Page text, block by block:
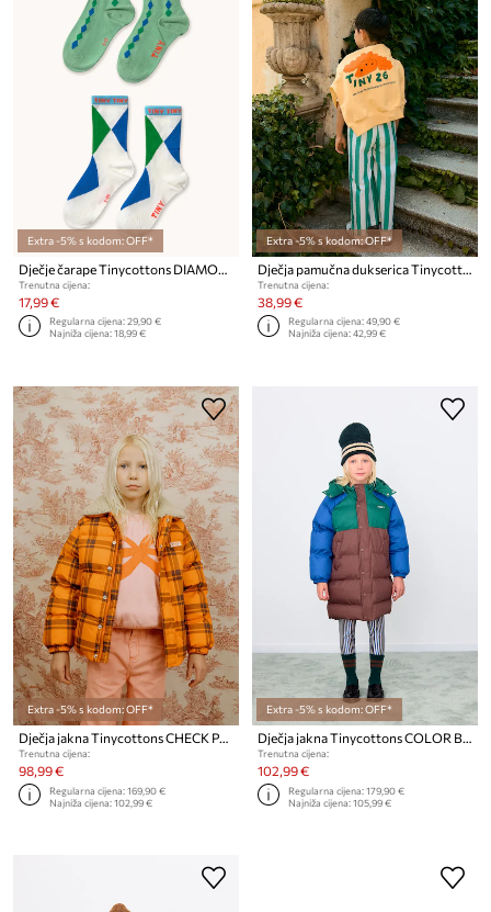
Extra -5% s kodom: OFF*
Trenutna cijena:
17,99 €
Regularna cijena:29,90 €
Najniža cijena:18,99 €
Extra -5% s kodom: OFF*
Trenutna cijena:
38,99 €
Regularna cijena:49,90 €
Najniža cijena:42,99 €
Extra -5% s kodom: OFF*
Dječja jakna Tinycottons CHECK PADDED JACKET
Trenutna cijena:
98,99 €
Regularna cijena:169,90 €
Najniža cijena:102,99 €
Extra -5% s kodom: OFF*
Dječja jakna Tinycottons COLOR BLOCK PADDED JACKET
Trenutna cijena:
102,99 €
Regularna cijena:179,90 €
Najniža cijena:105,99 €